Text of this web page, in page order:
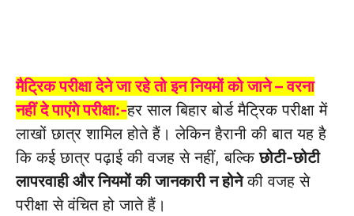
मैट्रिक परीक्षा देने जा रहे तो इन नियमों को जाने – वरना
नहीं दे पाएंगे परीक्षा:-हर साल बिहार बोर्ड मैट्रिक परीक्षा में
लाखों छात्र शामिल होते हैं। लेकिन हैरानी की बात यह है
कि कई छात्र पढ़ाई की वजह से नहीं, बल्किछोटी-छोटी
लापरवाही और नियमों की जानकारी न होनेकी वजह से
परीक्षा से वंचित हो जाते हैं।